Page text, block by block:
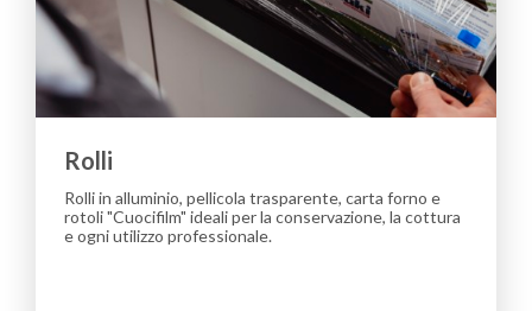
Rolli
Rolli in alluminio, pellicola trasparente, carta forno e
rotoli "Cuocifilm" ideali per la conservazione, la cottura
e ogni utilizzo professionale.